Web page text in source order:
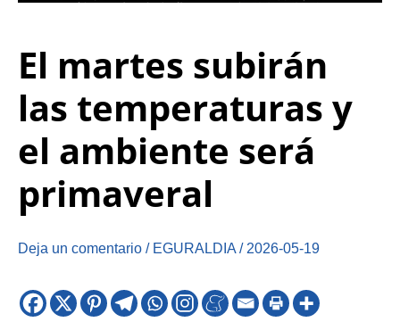
El martes subirán
las temperaturas y
el ambiente será
primaveral
Deja un comentario / EGURALDIA / 2026-05-19